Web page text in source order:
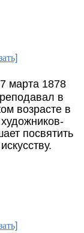
марта 1878
в
возрасте в
посвятить